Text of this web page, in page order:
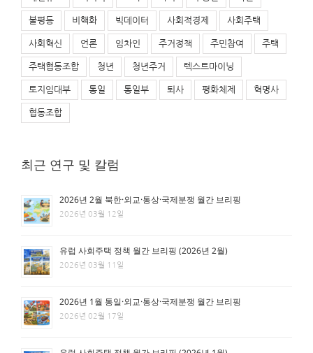
불평등 비핵화 빅데이터 사회적경제 사회주택
사회혁신 언론 임차인 주거정책 주민참여 주택
주택협동조합 청년 청년주거 텍스트마이닝
토지임대부 통일 통일부 퇴사 평화체제 혁명사
협동조합
최근 연구 및 칼럼
2026년 2월 북한·외교·통상·국제분쟁 월간 브리핑
2026년 03월 12일
유럽 사회주택 정책 월간 브리핑 (2026년 2월)
2026년 03월 11일
2026년 1월 통일·외교·통상·국제분쟁 월간 브리핑
2026년 02월 17일